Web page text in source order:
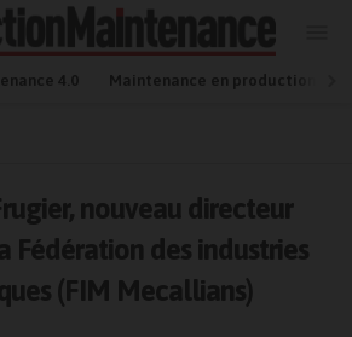
4.0 Maintenance en production
nouveau directeur
Fédération des industries
(FIM Mecallians)